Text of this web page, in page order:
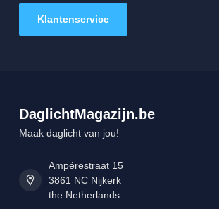
Klantenservice
DaglichtMagazijn.be
Maak daglicht van jou!
Ampérestraat 15
3861 NC Nijkerk
the Netherlands